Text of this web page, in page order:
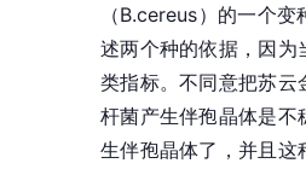
（B.cereus）的一个
述两个种的依据，因为
类指标。不同意把苏云
杆菌产生伴孢晶体是
生伴孢晶体了，并且这